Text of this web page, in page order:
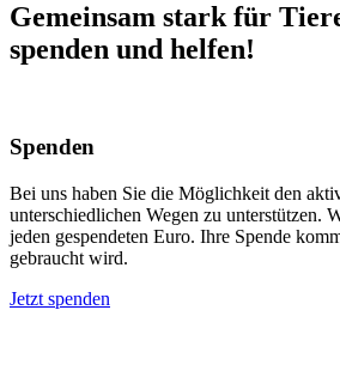
Gemeinsam stark für
spenden und helfen!
Spenden
Bei uns haben Sie die Möglichkeit den
unterschiedlichen Wegen zu unterstützen.
jeden gespendeten Euro. Ihre Spende
gebraucht wird.
Jetzt spenden